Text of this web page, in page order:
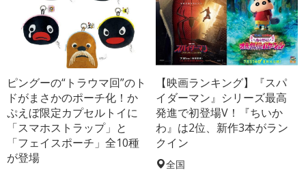
ピングーの“トラウマ回”のト
ドがまさかのポーチ化！か
ぷえぼ限定カプセルトイに
「スマホストラップ」と
「フェイスポーチ」全10種
が登場
【映画ランキング】『スパ
イダーマン』シリーズ最高
発進で初登場V！『ちいか
わ』は2位、新作3本がラン
クイン
全国